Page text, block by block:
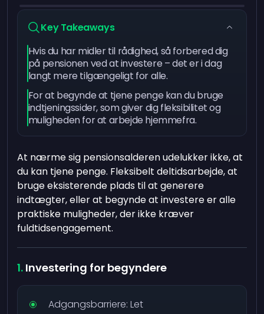
Key Takeaways
Hvis du har midler til rådighed, så forbered dig
på pensionen ved at investere – det er i dag
langt mere tilgængeligt for alle.
For at begynde at tjene penge kan du bruge
indtjeningssider, som giver dig fleksibilitet og
muligheden for at arbejde hjemmefra.
At nærme sig pensionsalderen udelukker ikke, at
du kan tjene penge. Fleksibelt deltidsarbejde, at
bruge eksisterende plads til at generere
indtægter, eller at begynde at investere er alle
praktiske muligheder, der ikke kræver
fuldtidsengagement.
Investering for begyndere
Adgangsbarriere: Let